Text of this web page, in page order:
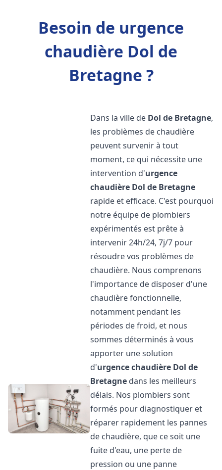
Besoin de urgence
chaudière Dol de
Bretagne ?
Dans la ville de Dol de Bretagne,
les problèmes de chaudière
peuvent survenir à tout
moment, ce qui nécessite une
intervention d'urgence
chaudière Dol de Bretagne
rapide et efficace. C'est pourquoi
notre équipe de plombiers
expérimentés est prête à
intervenir 24h/24, 7j/7 pour
résoudre vos problèmes de
chaudière. Nous comprenons
l'importance de disposer d'une
chaudière fonctionnelle,
notamment pendant les
périodes de froid, et nous
sommes déterminés à vous
apporter une solution
d'urgence chaudière Dol de
Bretagne dans les meilleurs
délais. Nos plombiers sont
formés pour diagnostiquer et
réparer rapidement les pannes
de chaudière, que ce soit une
fuite d'eau, une perte de
pression ou une panne